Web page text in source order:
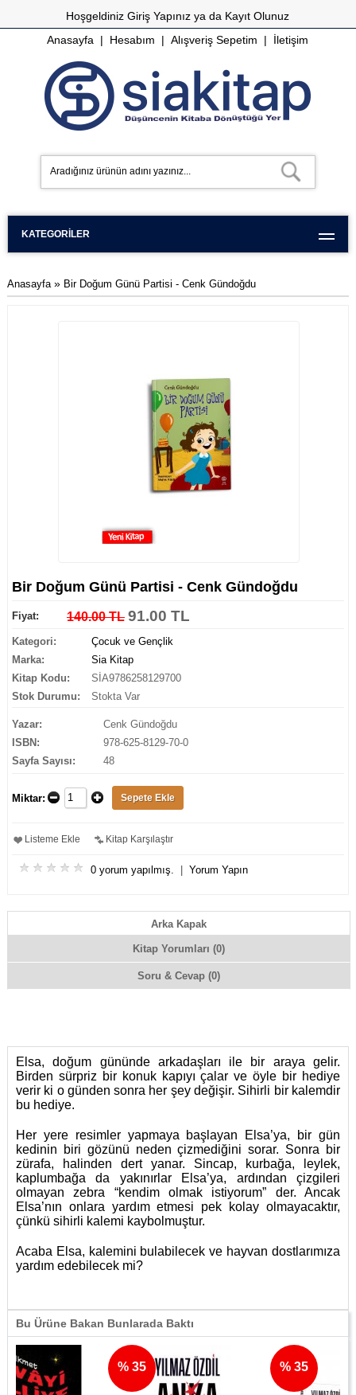
HoşgeldinizGiriş Yapınız ya da Kayıt Olunuz
Anasayfa | Hesabım |Alışveriş Sepetim | İletişim
KATEGORILER
Anasayfa » Bir Doğum Günü Partisi - Cenk Gündoğdu
Bir Doğum Günü Partisi - Cenk Gündoğdu
Fiyat: 140.00 TL 91.00 TL
Kategori:
Çocuk ve Gençlik
Marka:
Sia Kitap
Kitap Kodu:
SİA9786258129700
Stok Durumu:
Stokta Var
Yazar:
Cenk Gündoğdu
ISBN:
978-625-8129-70-0
Sayfa Sayısı:
48
Miktar:
Listeme Ekle Kitap Karşılaştır
0 yorum yapılmış. Yorum Yapın
Arka Kapak
Kitap Yorumları (0)
Soru & Cevap (0)
Elsa, doğum gününde arkadaşları ile bir araya gelir.
Birden sürpriz bir konuk kapıyı çalar ve öyle bir hediye
verir ki o günden sonra her şey değişir. Sihirli bir kalemdir
bu hediye.
Her yere resimler yapmaya başlayan Elsa’ya, bir gün
kedinin biri gözünü neden çizmediğini sorar. Sonra bir
zürafa, halinden dert yanar. Sincap, kurbağa, leylek,
kaplumbağa da yakınırlar Elsa’ya, ardından çizgileri
olmayan zebra “kendim olmak istiyorum” der. Ancak
Elsa’nın onlara yardım etmesi pek kolay olmayacaktır,
çünkü sihirli kalemi kaybolmuştur.
Acaba Elsa, kalemini bulabilecek ve hayvan dostlarımıza
yardım edebilecek mi?
Bu Ürüne Bakan Bunlarada Baktı
% 35 % 35